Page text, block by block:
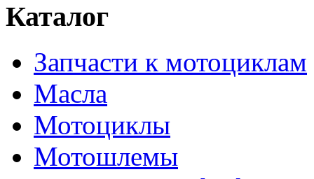
Каталог
Запчасти к мотоциклам
Масла
Мотоциклы
Мотошлемы